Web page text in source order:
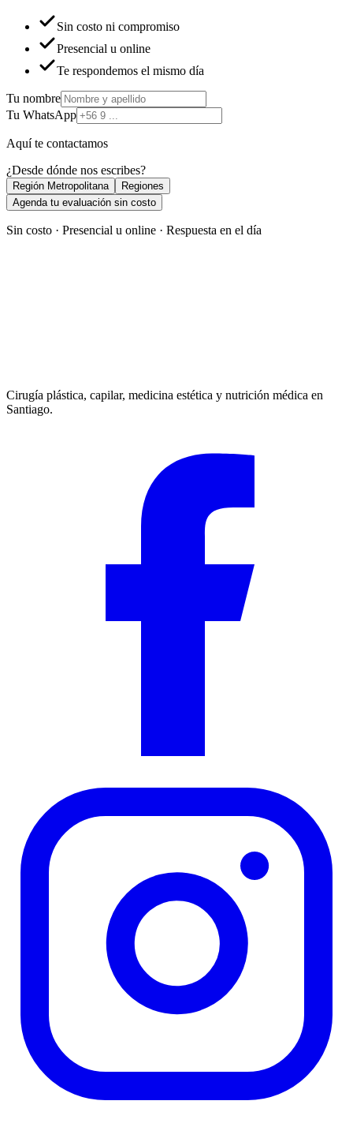
Sin costo ni compromiso
Presencial u online
Te respondemos el mismo día
Tu nombre
Tu WhatsApp
Aquí te contactamos
¿Desde dónde nos escribes?
Región Metropolitana
Regiones
Agenda tu evaluación sin costo
Sin costo · Presencial u online · Respuesta en el día
Cirugía plástica, capilar, medicina estética y nutrición médica en
Santiago.